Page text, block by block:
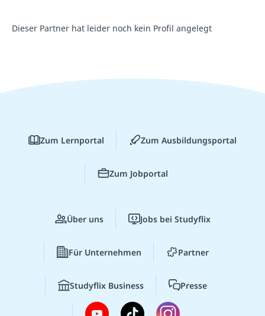
Dieser Partner hat leider noch kein Profil angelegt
Zum Lernportal Zum Ausbildungsportal
Zum Jobportal
Über uns Jobs bei Studyflix
Für Unternehmen Partner
Studyflix Business Presse